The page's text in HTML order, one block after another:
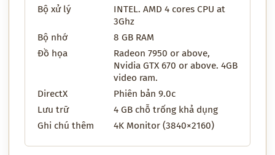
Bộ xử lý
INTEL. AMD 4 cores CPU at
3Ghz
Bộ nhớ
8 GB RAM
Đồ họa
Radeon 7950 or above,
Nvidia GTX 670 or above. 4GB
video ram.
DirectX
Phiên bản 9.0c
Lưu trữ
4 GB chỗ trống khả dụng
Ghi chú thêm
4K Monitor (3840×2160)